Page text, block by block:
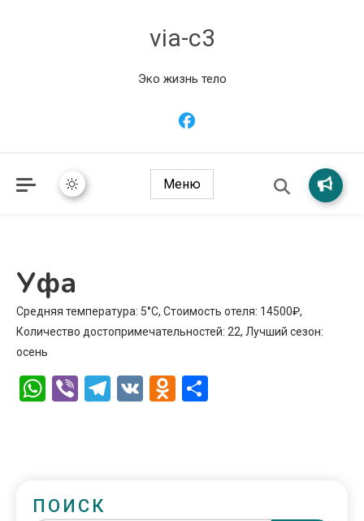
via-c3
Эко жизнь тело
Меню
Уфа
Средняя температура: 5°C, Стоимость отеля: 14500₽,
Количество достопримечательностей: 22, Лучший сезон:
осень
WhatsApp
ViberTelegram
VK Odnoklassniki
ПОИСК